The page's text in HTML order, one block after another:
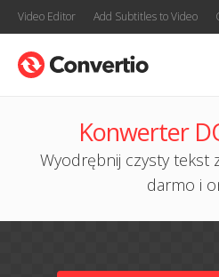
Video Editor Add Subtitles to Video
Konwerter
Wyodrębnij czysty tekst
darmo i